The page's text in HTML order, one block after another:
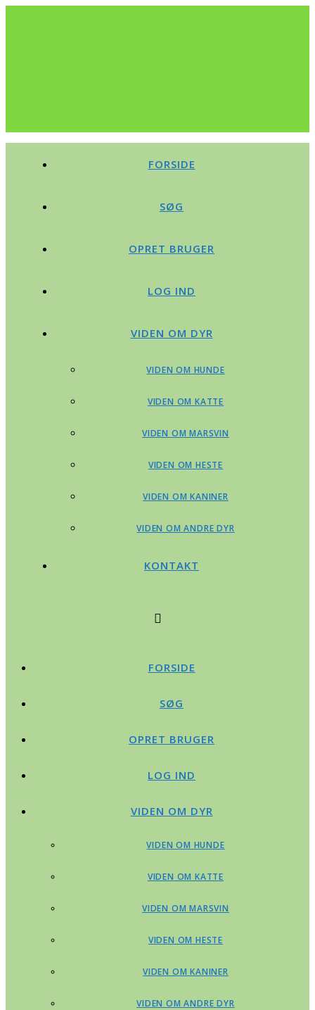
FORSIDE
SØG
OPRET BRUGER
LOG IND
VIDEN OM DYR
VIDEN OM HUNDE
VIDEN OM KATTE
VIDEN OM MARSVIN
VIDEN OM HESTE
VIDEN OM KANINER
VIDEN OM ANDRE DYR
KONTAKT
FORSIDE
SØG
OPRET BRUGER
LOG IND
VIDEN OM DYR
VIDEN OM HUNDE
VIDEN OM KATTE
VIDEN OM MARSVIN
VIDEN OM HESTE
VIDEN OM KANINER
VIDEN OM ANDRE DYR